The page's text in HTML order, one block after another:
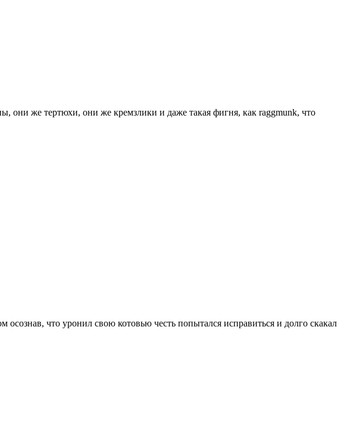
же тертюхи, они же кремзлики и даже такая фигня, как raggmunk, что
что уронил свою котовью честь попытался исправиться и долго скакал